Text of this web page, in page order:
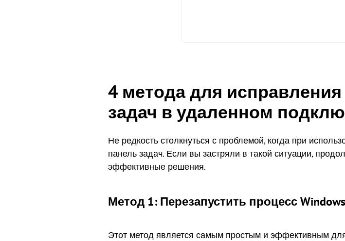
4 метода для
задач в удаленном
Не редкость столкнуться с проблемой, когда при
панель задач. Если вы застряли в такой ситуации,
эффективные решения.
Метод 1: Перезапустить процесс
Этот метод является самым простым и эффективным